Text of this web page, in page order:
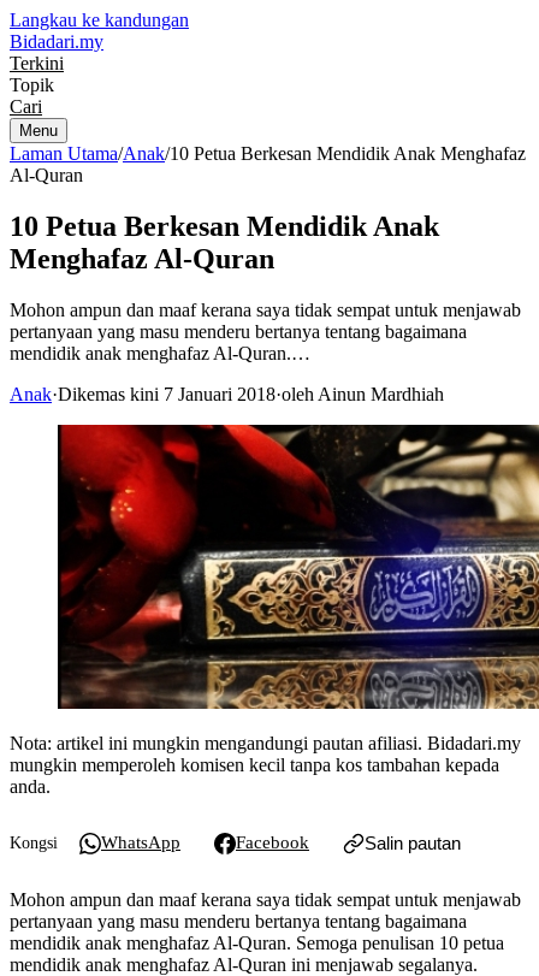
Langkau ke kandungan
Bidadari.my
Terkini
Topik
Cari
Menu
Laman Utama/Anak/10 Petua Berkesan Mendidik Anak Menghafaz
Al-Quran
10 Petua Berkesan Mendidik Anak
Menghafaz Al-Quran
Mohon ampun dan maaf kerana saya tidak sempat untuk menjawab
pertanyaan yang masu menderu bertanya tentang bagaimana
mendidik anak menghafaz Al-Quran.…
Anak·Dikemas kini 7 Januari 2018·oleh Ainun Mardhiah
Nota: artikel ini mungkin mengandungi pautan afiliasi. Bidadari.my
mungkin memperoleh komisen kecil tanpa kos tambahan kepada
anda.
Kongsi WhatsApp Facebook Salin pautan
Mohon ampun dan maaf kerana saya tidak sempat untuk menjawab
pertanyaan yang masu menderu bertanya tentang bagaimana
mendidik anak menghafaz Al-Quran. Semoga penulisan 10 petua
mendidik anak menghafaz Al-Quran ini menjawab segalanya.